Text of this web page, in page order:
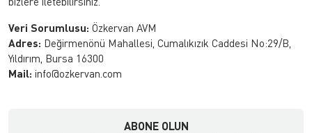
Veri Sorumlusu: Özkervan AVM
Adres: Değirmenönü Mahallesi, Cumalıkızık Caddesi No:29/B,
Yıldırım, Bursa 16300
Mail: info@ozkervan.com
ABONE OLUN